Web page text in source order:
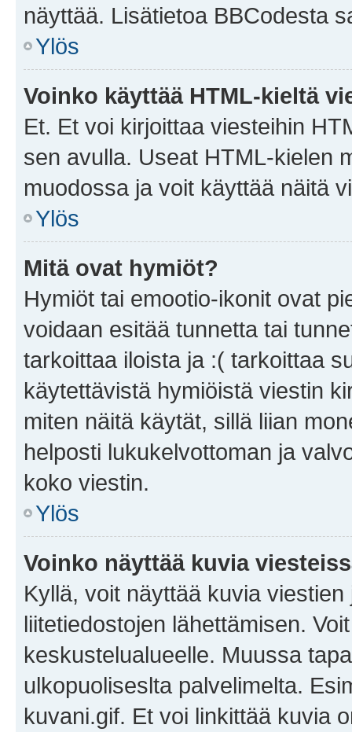
näyttää. Lisätietoa BBCodesta
Ylös
Voinko käyttää HTML-kieltä
Et. Et voi kirjoittaa viesteihin
sen avulla. Useat HTML-kielen
muodossa ja voit käyttää näitä
Ylös
Mitä ovat hymiöt?
Hymiöt tai emootio-ikonit ovat
voidaan esitää tunnetta tai
tarkoittaa iloista ja :( tarkoittaa
käytettävistä hymiöistä viestin
miten näitä käytät, sillä liian
helposti lukukelvottoman ja
koko viestin.
Ylös
Voinko näyttää kuvia
Kyllä, voit näyttää kuvia
liitetiedostojen lähettämisen.
keskustelualueelle. Muussa
ulkopuoliseslta palvelimelta.
kuvani.gif. Et voi linkittää kuvia